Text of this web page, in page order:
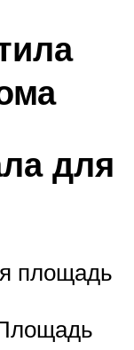
для
площадь